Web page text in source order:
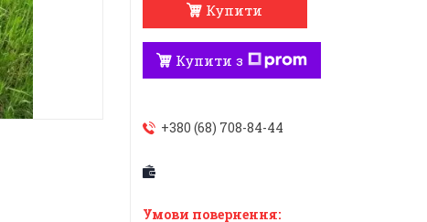
Купити
Купити з
+380 (68) 708-84-44